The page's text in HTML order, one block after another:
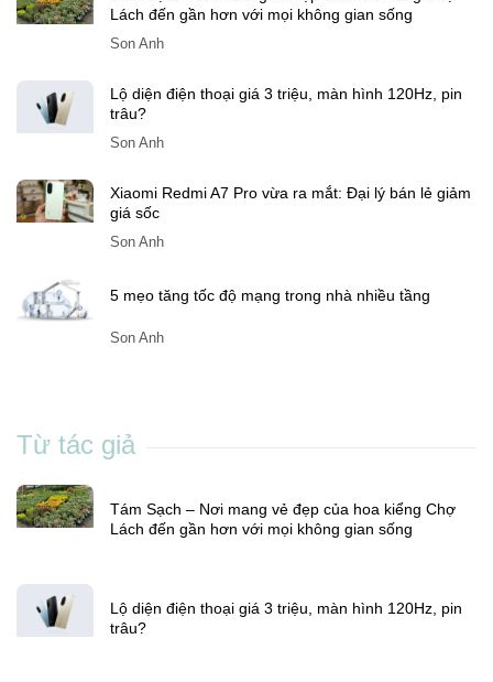
Còn bao nhiêu ngày nữa đến Tết Đinh Mùi 2027?
Tám Sạch – Nơi mang vẻ đẹp của hoa kiểng Chợ
Lách đến gần hơn với mọi không gian sống
Lộ diện điện thoại giá 3 triệu, màn hình 120Hz, pin
trâu?
giá sốc
Son Anh
Tám Sạch – Nơi mang vẻ đẹp của hoa kiểng Chợ